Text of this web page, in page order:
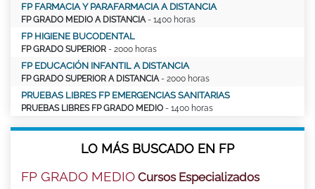
FP FARMACIA Y PARAFARMACIA A DISTANCIA
FP GRADO MEDIO A DISTANCIA - 1400 horas
FP HIGIENE BUCODENTAL
FP GRADO SUPERIOR - 2000 horas
FP EDUCACIÓN INFANTIL A DISTANCIA
FP GRADO SUPERIOR A DISTANCIA - 2000 horas
PRUEBAS LIBRES FP EMERGENCIAS SANITARIAS
PRUEBAS LIBRES FP GRADO MEDIO - 1400 horas
LO MÁS BUSCADO EN FP
FP GRADO MEDIO Cursos Especializados